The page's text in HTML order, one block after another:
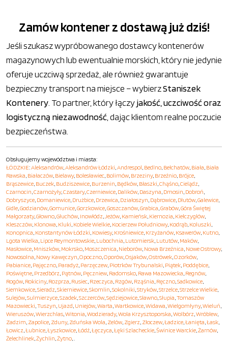
Zamów kontener z dostawą już dziś!
Jeśli szukasz wypróbowanego dostawcy kontenerów
magazynowych lub ewentualnie morskich, który nie jedynie
oferuje uczciwą sprzedaż, ale również gwarantuje
bezpieczny transport na miejsce – wybierzStaniszek
Kontenery. To partner, który łączyjakość, uczciwość oraz
logistyczną niezawodność, dając klientom realne poczucie
bezpieczeństwa.
Obsługujemy województwa i miasta:
ŁÓDZKIE:Aleksandrów,Aleksandrów Łódzki,Andrespol, Bedlno, Bełchatów, Biała, Biała
Rawska, Białaczów, Bielawy, Bolesławiec, Bolimów, Brzeziny, Brzeźnio, Brójce,
Brąszewice, Buczek, Budziszewice, Burzenin, Będków, Błaszki,Chąśno,Cielądz,
Czarnocin,Czarnożyły,Czastary,Czerniewice, Dalików, Daszyna, Dmosin, Dobroń,
Dobryszyce, Domaniewice, Drużbice, Drzewica, Działoszyn, Dąbrowice, Dłutów,Galewice,
Gidle,Godzianów,Gomunice,Gorzkowice,Goszczanów,Grabica,Grabów,Góra Świętej
Małgorzaty,Głowno,Głuchów, Inowłódz,Jeżów, Kamieńsk, Kiernozia, Kiełczygłów,
Kleszczów, Klonowa, Kluki, Kobiele Wielkie, Kocierzew Południowy, Kodrąb, Koluszki,
Konopnica, Konstantynów Łódzki, Kowiesy, Krośniewice, Krzyżanów, Ksawerów, Kutno,
Lgota Wielka, Lipce Reymontowskie, Lubochnia, Lutomiersk, Lututów, Maków,
Masłowice, Mniszków, Mokrsko, Moszczenica, Nieborów, Nowa Brzeźnica, Nowe Ostrowy,
Nowosolna, Nowy Kawęczyn,Opoczno,Oporów,Osjaków,Ostrówek,Ozorków,
Pabianice, Pajęczno, Paradyż, Parzęczew, Piotrków Trybunalski, Piątek, Poddębice,
Poświętne, Przedbórz, Pątnów, Pęczniew, Radomsko, Rawa Mazowiecka, Regnów,
Rogów, Rokiciny, Rozprza, Rusiec, Rzeczyca, Rzgów, Rząśnia, Ręczno,Sadkowice,
Siemkowice,Sieradz,Skierniewice,Skomlin,Sokolniki,Stryków,Strzelce,Strzelce Wielkie,
Sulejów,Sulmierzyce,Szadek,Szczerców,Sędziejowice,Sławno,Słupia,Tomaszów
Mazowiecki,Tuszyn, Ujazd, Uniejów,Warta,Wartkowice,Widawa,Wielgomłyny,Wieluń,
Wieruszów,Wierzchlas,Witonia,Wodzierady,Wola Krzysztoporska,Wolbórz,Wróblew,
Zadzim, Zapolice, Zduny, Zduńska Wola, Zelów, Zgierz, Złoczew,Ładzice,Łanięta,Łask,
Łowicz,Łubnice,Łyszkowice,Łódź,Łęczyca,Łęki Szlacheckie,Świnice Warckie,Żarnów,
Żelechlinek,Żychlin,Żytno, .